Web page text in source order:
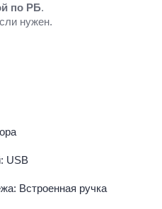
по РБ.
нужен.
USB
Встроенная ручка